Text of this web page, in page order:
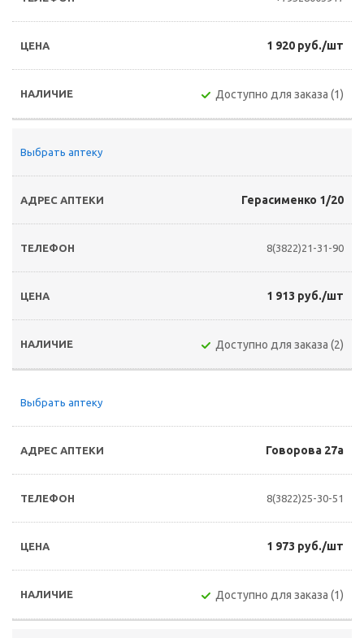
1 920 руб./шт
Доступно для заказа (1)
Выбрать аптеку
Герасименко 1/20
8(3822)21-31-90
1 913 руб./шт
Доступно для заказа (2)
Выбрать аптеку
Говорова 27а
8(3822)25-30-51
1 973 руб./шт
Доступно для заказа (1)